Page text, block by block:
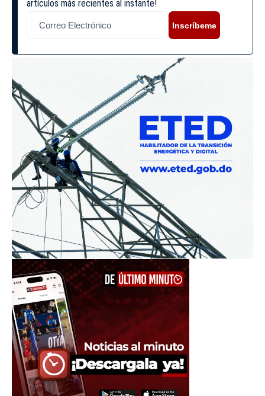
artículos más recientes al instante!
Inscríbeme